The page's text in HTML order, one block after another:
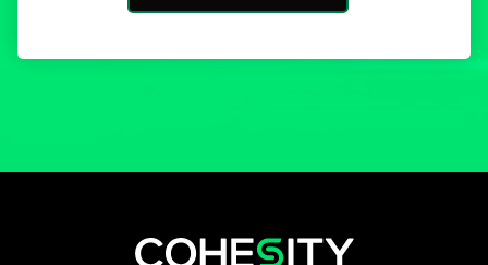
新しいタブで開く
新しいタブで開く
新しいタブで開く
新しいタブで開く
新しいタブで開く